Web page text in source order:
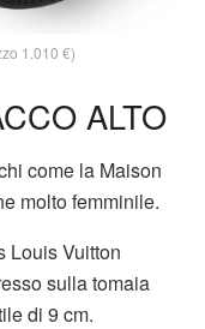
1.010 €)
ALTO
come la Maison
molto femminile.
Louis Vuitton
sulla tomaia
di 9 cm.